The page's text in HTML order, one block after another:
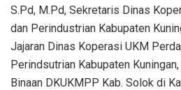
S.Pd, M.Pd, Sekretaris Dinas
dan Perindustrian Kabupaten
Jajaran Dinas Koperasi UKM
Perindsutrian Kabupaten
Binaan DKUKMPP Kab. Solok di